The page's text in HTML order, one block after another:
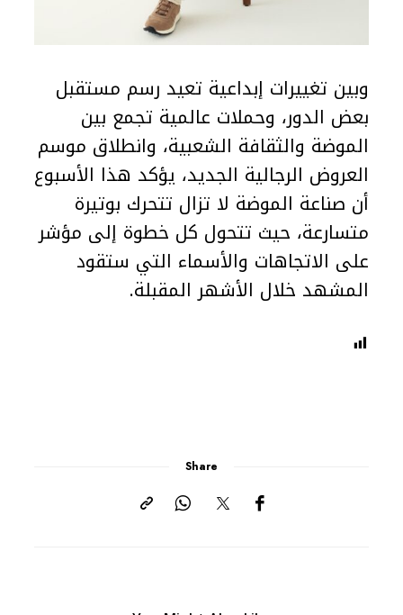
وبين تغييرات إبداعية تعيد رسم مستقبل
بعض الدور، وحملات عالمية تجمع بين
الموضة والثقافة الشعبية، وانطلاق موسم
العروض الرجالية الجديد، يؤكد هذا الأسبوع
أن صناعة الموضة لا تزال تتحرك بوتيرة
متسارعة، حيث تتحول كل خطوة إلى مؤشر
على الاتجاهات والأسماء التي ستقود
المشهد خلال الأشهر المقبلة.
Share